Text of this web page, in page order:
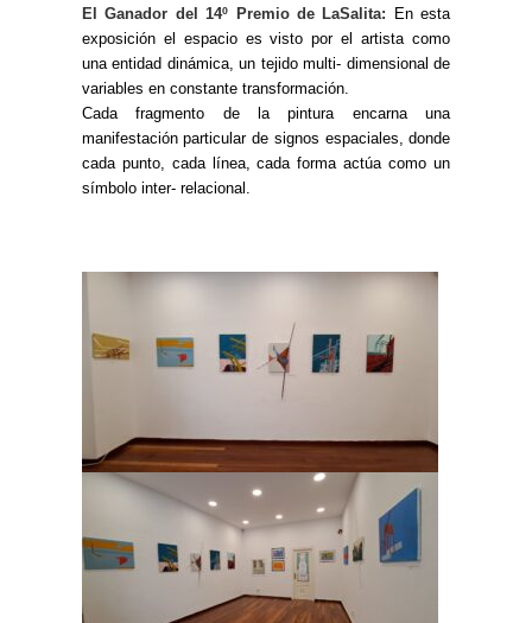
El Ganador del 14º Premio de LaSalita: En esta
exposición el espacio es visto por el artista como
una entidad dinámica, un tejido multi- dimensional de
variables en constante transformación.
Cada fragmento de la pintura encarna una
manifestación particular de signos espaciales, donde
cada punto, cada línea, cada forma actúa como un
símbolo inter- relacional.